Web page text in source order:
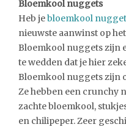
Bloemkool nuggets
Heb jebloemkool
nieuwste aanwinst op
Bloemkool nuggets zijn
te wedden dat je hier
Bloemkool nuggets zijn
Ze hebben een crunchy
zachte bloemkool,
en chilipeper. Zeer